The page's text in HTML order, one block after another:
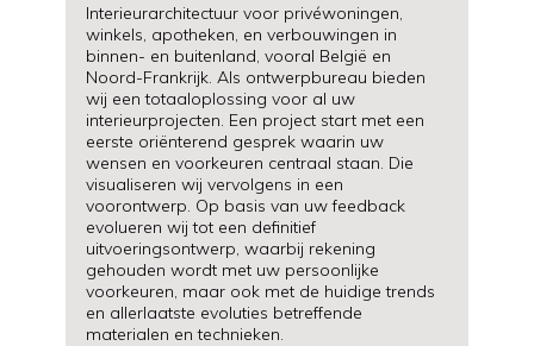
Interieurarchitectuur voor privéwoningen,
winkels, apotheken, en verbouwingen in
binnen- en buitenland, vooral België en
Noord-Frankrijk. Als ontwerpbureau bieden
wij een totaaloplossing voor al uw
interieurprojecten. Een project start met een
eerste oriënterend gesprek waarin uw
wensen en voorkeuren centraal staan. Die
visualiseren wij vervolgens in een
voorontwerp. Op basis van uw feedback
evolueren wij tot een definitief
uitvoeringsontwerp, waarbij rekening
gehouden wordt met uw persoonlijke
voorkeuren, maar ook met de huidige trends
en allerlaatste evoluties betreffende
materialen en technieken.